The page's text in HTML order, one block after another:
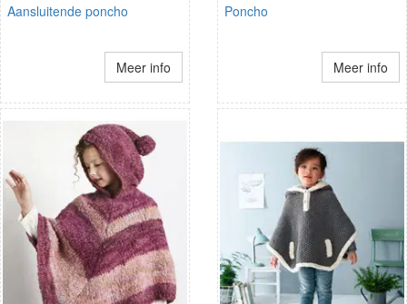
Aansluitende poncho
Meer info
Poncho
Meer info